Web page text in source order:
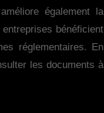
également la
bénéficient
réglementaires. En
les documents à